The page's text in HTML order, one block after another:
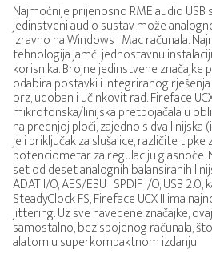
Najmoćnije prijenosno RME audio USB
jedinstveni audio sustav može
izravno na Windows i Mac računala.
tehnologija jamči jednostavnu
korisnika. Brojne jedinstvene
odabira postavki i integriranog
brz, udoban i učinkovit rad. Fireface
mikrofonska/linijska pretpojačala u
na prednjoj ploči, zajedno s dva linijska
je i priključak za slušalice, različite tipke
potenciometar za regulaciju glasnoće.
set od deset analognih balansiranih
ADAT I/O, AES/EBU i SPDIF I/O, USB
SteadyClock FS, Fireface UCX II ima
jittering. Uz sve navedene značajke,
samostalno, bez spojenog računala,
alatom u superkompaktnom izdanju!